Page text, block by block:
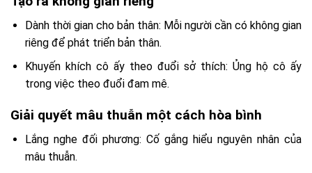
Dành thời gian cho bản thân: Mỗi người cần có không gian
riêng để phát triển bản thân.
Khuyến khích cô ấy theo đuổi sở thích: Ủng hộ cô ấy
trong việc theo đuổi đam mê.
Giải quyết mâu thuẫn một cách hòa bình
Lắng nghe đối phương: Cố gắng hiểu nguyên nhân của
mâu thuẫn.